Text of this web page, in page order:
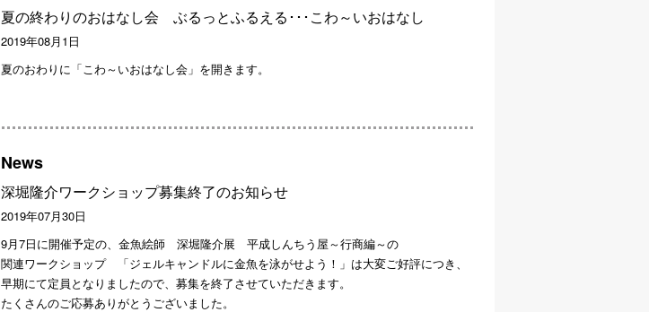
夏の終わりのおはなし会 ぶるっとふるえる･･･こわ～いおはなし
2019年08月1日
夏のおわりに「こわ～いおはなし会」を開きます。
News
深堀隆介ワークショップ募集終了のお知らせ
2019年07月30日
9月7日に開催予定の、金魚絵師 深堀隆介展 平成しんちう屋～行商編～の
関連ワークショップ 「ジェルキャンドルに金魚を泳がせよう！」は大変ご好評につき、
早期にて定員となりましたので、募集を終了させていただきます。
たくさんのご応募ありがとうございました。